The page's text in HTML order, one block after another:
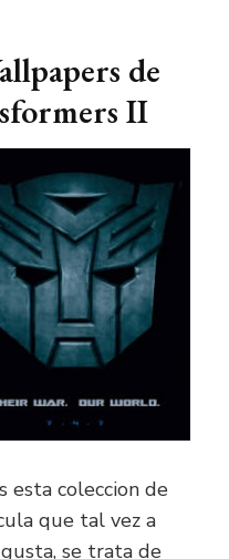
de
II
esta coleccion de
que tal vez a
se trata de